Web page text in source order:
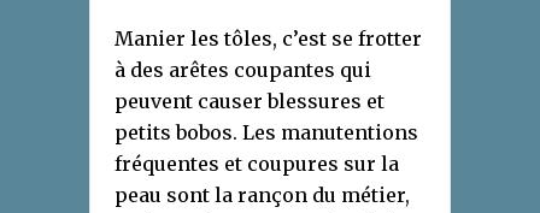
Manier les tôles, c’est se frotter
à des arêtes coupantes qui
peuvent causer blessures et
petits bobos. Les manutentions
fréquentes et coupures sur la
peau sont la rançon du métier,